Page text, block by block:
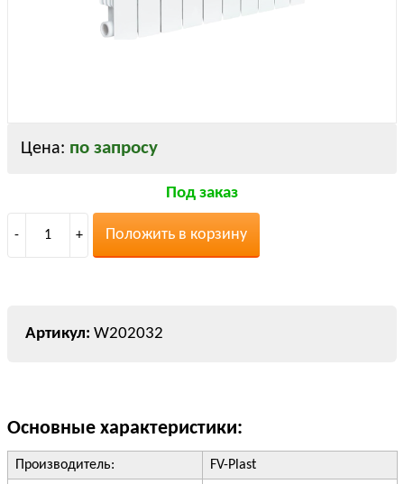
Цена: по запросу
Под заказ
- 1 + Положить в корзину
W202032
Основные характеристики:
Производитель:
FV-Plast